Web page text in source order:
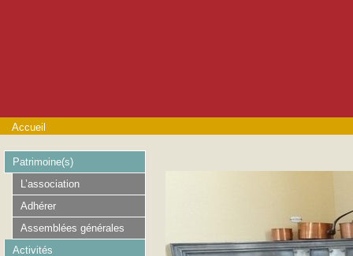
Accueil
Patrimoine(s)
L’association
Adhérer
Assemblées générales
Activités